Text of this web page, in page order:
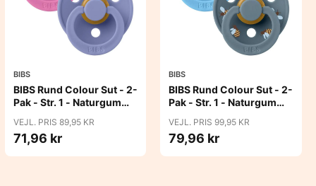
BIBS
BIBS Rund Colour Sut - 2-
Pak - Str. 1 - Naturgummi
VEJL. PRIS 89,95 KR
71,96 kr
BIBS
BIBS Rund Colour Sut - 2-
Pak - Str. 1 - Naturgummi
Breeze Mix
VEJL. PRIS 99,95 KR
79,96 kr